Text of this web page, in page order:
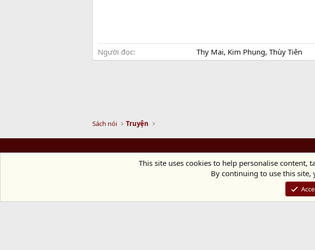
Người đọc Thy Mai, Kim Phụng, Thùy Tiên
Sách nói Truyện
Chùa Diệu Pháp - Số 72/14 Phú
Điện thoại:
Chủ
This site uses cookies to help personalise
By continuing to use this site,